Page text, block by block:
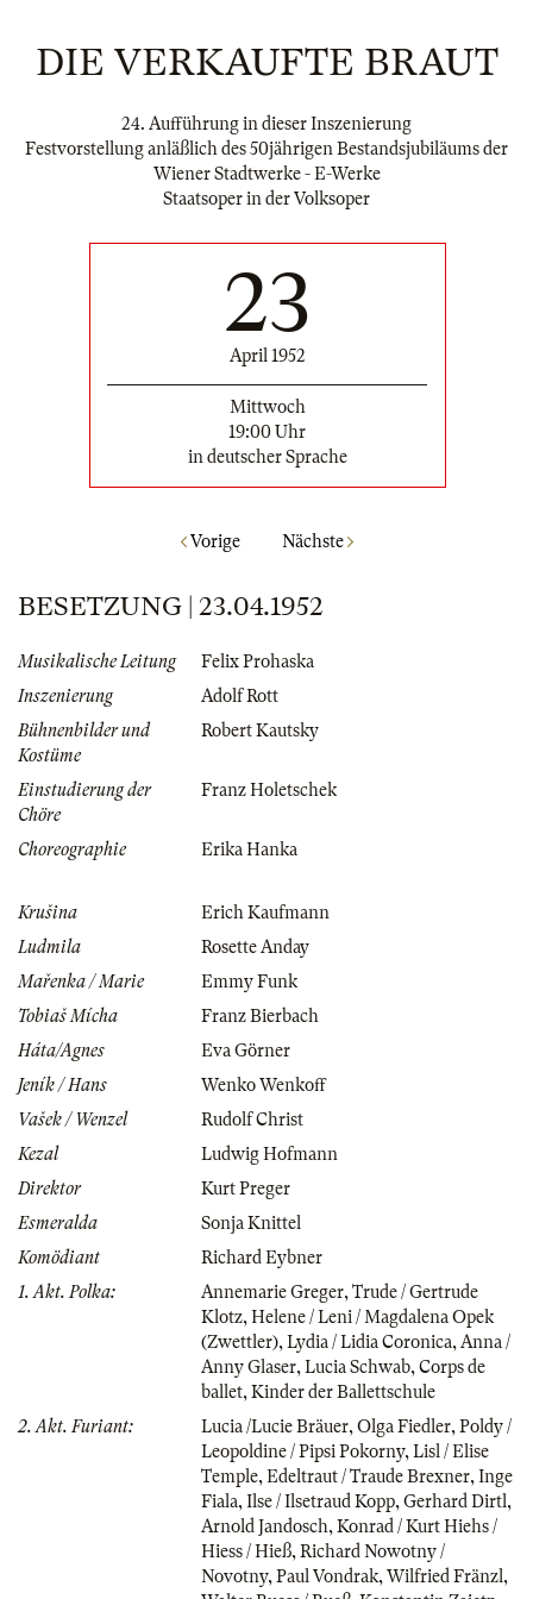
DIE VERKAUFTE BRAUT
24. Aufführung in dieser Inszenierung
Festvorstellung anläßlich des 50jährigen Bestandsjubiläums der
Wiener Stadtwerke - E-Werke
Staatsoper in der Volksoper
23
April 1952
Mittwoch
19:00 Uhr
in deutscher Sprache
Vorige Nächste
BESETZUNG | 23.04.1952
Musikalische Leitung
Felix Prohaska
Inszenierung
Adolf Rott
Bühnenbilder und
Kostüme
Robert Kautsky
Einstudierung der
Chöre
Franz Holetschek
Choreographie Erika Hanka
Krušina
Erich Kaufmann
Ludmila
Rosette Anday
Mařenka / Marie
Emmy Funk
Tobiaš Mícha
Franz Bierbach
Háta/Agnes
Eva Görner
Jeník / Hans
Wenko Wenkoff
Vašek / Wenzel
Rudolf Christ
Kezal
Ludwig Hofmann
Direktor
Kurt Preger
Esmeralda
Sonja Knittel
Komödiant
Richard Eybner
1. Akt. Polka:
Annemarie Greger,Trude / Gertrude
Klotz,Helene / Leni / Magdalena Opek
(Zwettler),Lydia / Lidia Coronica,Anna /
Anny Glaser,Lucia Schwab,Corps de
ballet,Kinder der Ballettschule
2. Akt. Furiant:
Lucia /Lucie Bräuer,Olga Fiedler,Poldy /
Leopoldine / Pipsi Pokorny,Lisl / Elise
Temple,Edeltraut / Traude Brexner,Inge
Fiala,Ilse / Ilsetraud Kopp,Gerhard Dirtl,
Arnold Jandosch,Konrad / Kurt Hiehs /
Hiess / Hieß,Richard Nowotny /
Novotny,Paul Vondrak,Wilfried Fränzl,